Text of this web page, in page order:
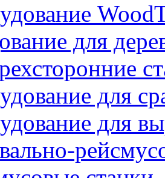
для
для
для